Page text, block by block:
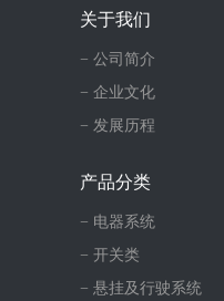
关于我们
− 公司简介
− 企业文化
− 发展历程
产品分类
− 电器系统
− 开关类
− 悬挂及行驶系统